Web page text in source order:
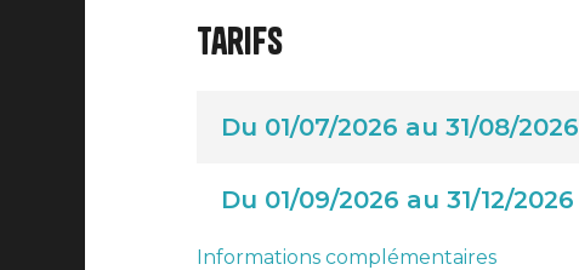
Tarifs
Du 01/07/2026 au 31/08/2026
Du 01/09/2026 au 31/12/2026
Informations complémentaires